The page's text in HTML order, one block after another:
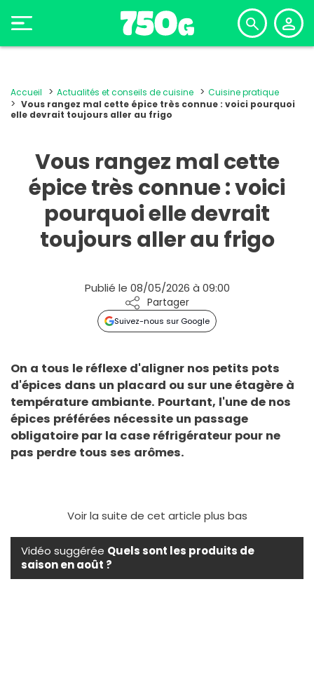
Accueil Actualités et conseils de cuisine
Cuisine pratique
Vous rangez mal cette épice très connue : voici pourquoi
elle devrait toujours aller au frigo
Vous rangez mal cette
épice très connue : voici
pourquoi elle devrait
toujours aller au frigo
Publié le 08/05/2026 à 09:00
Partager
Suivez-nous sur Google
On a tous le réflexe d'aligner nos petits pots
d'épices dans un placard ou sur une étagère à
température ambiante. Pourtant, l'une de nos
épices préférées nécessite un passage
obligatoire par la case réfrigérateur pour ne
pas perdre tous ses arômes.
Voir la suite de cet article plus bas
Vidéo suggérée Quels sont les produits de
saison en août ?